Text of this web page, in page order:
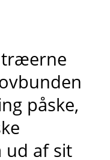
træerne
påske,
ud af sit